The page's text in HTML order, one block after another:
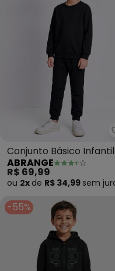
Conjunto Básico Infantil
Menino (Preto)
ABRANGE
R$ 69,99
ou 2x de R$ 34,99 sem
-55%